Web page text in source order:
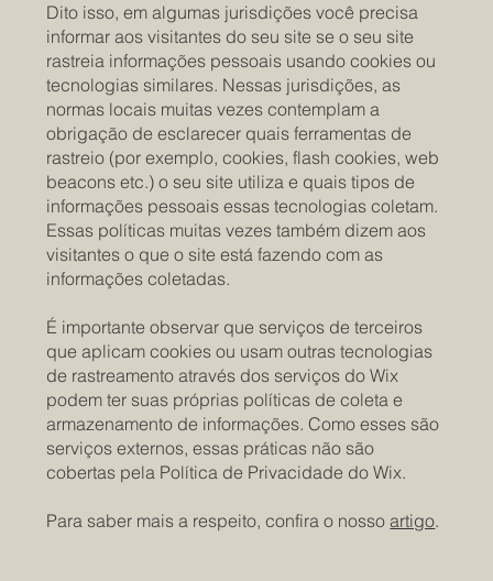
Dito isso, em algumas jurisdições você precisa
informar aos visitantes do seu site se o seu site
rastreia informações pessoais usando cookies ou
tecnologias similares. Nessas jurisdições, as
normas locais muitas vezes contemplam a
obrigação de esclarecer quais ferramentas de
rastreio (por exemplo, cookies, flash cookies, web
beacons etc.) o seu site utiliza e quais tipos de
informações pessoais essas tecnologias coletam.
Essas políticas muitas vezes também dizem aos
visitantes o que o site está fazendo com as
informações coletadas.
É importante observar que serviços de terceiros
que aplicam cookies ou usam outras tecnologias
de rastreamento através dos serviços do Wix
podem ter suas próprias políticas de coleta e
armazenamento de informações. Como esses são
serviços externos, essas práticas não são
cobertas pela Política de Privacidade do Wix.
Para saber mais a respeito, confira o nossoartigo.